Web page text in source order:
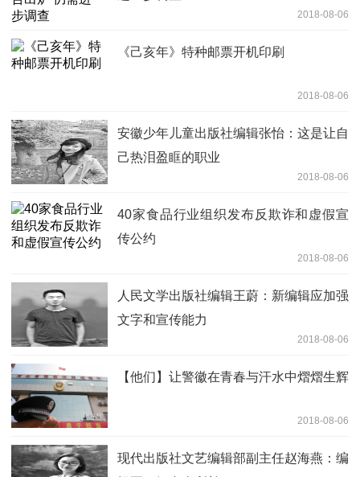
2018-08-06
《己亥年》特种邮票开机印刷
2018-08-06
安徽少年儿童出版社编辑张怡：这是让自
己热泪盈眶的职业
2018-08-06
40家食品行业组织发布反欺诈和虚假宣
传公约
2018-08-06
人民文学出版社编辑王蔚：新编辑应加强
文字和宣传能力
2018-08-06
【他们】让警徽在青春与汗水中熠熠生辉
2018-08-06
现代出版社文艺编辑部副主任赵海燕：编